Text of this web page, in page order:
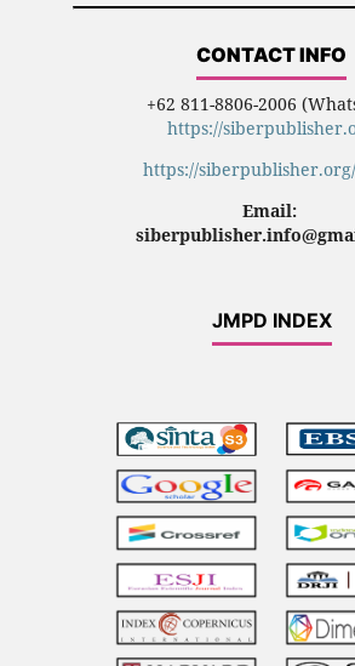
CONTACT INFO
+62 811-8806-2006
https://
https://siberpublisher.org/
Email:
JMPD INDEX